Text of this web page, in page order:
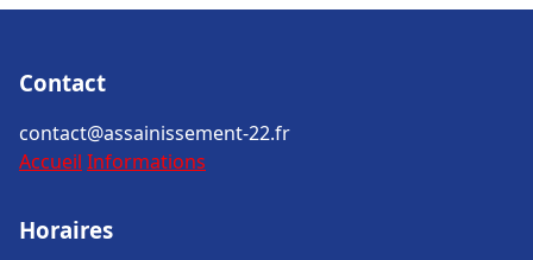
Contact
contact@assainissement-22.fr
Accueil Informations
Horaires